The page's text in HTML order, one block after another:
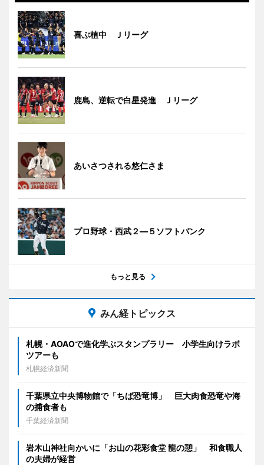
喜ぶ植中 Ｊリーグ
鹿島、逆転で白星発進 Ｊリーグ
あいさつされる悠仁さま
プロ野球・西武２―５ソフトバンク
もっと見る
みん経トピックス
札幌・AOAOで進化学ぶスタンプラリー 小学生向けラボ
ツアーも
札幌経済新聞
千葉県立中央博物館で「ちば恐竜博」 巨大肉食恐竜や海
の捕食者も
千葉経済新聞
岩木山神社向かいに「お山の花彩食堂 龍の憩」 和食職人
の夫婦が経営